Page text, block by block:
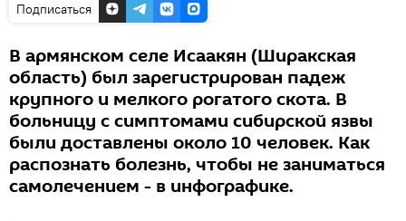
Подписаться
В армянском селе Исаакян (Ширакская
область) был зарегистрирован падеж
крупного и мелкого рогатого скота. В
больницу с симптомами сибирской язвы
были доставлены около 10 человек. Как
распознать болезнь, чтобы не заниматься
самолечением - в инфографике.